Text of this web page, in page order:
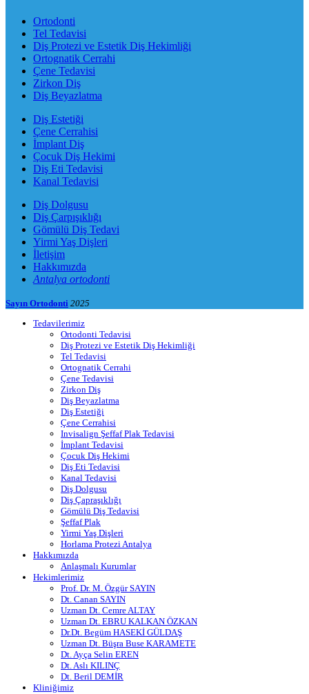
Ortodonti
Tel Tedavisi
Diş Protezi ve Estetik Diş Hekimliği
Ortognatik Cerrahi
Çene Tedavisi
Zirkon Diş
Diş Beyazlatma
Diş Estetiği
Çene Cerrahisi
İmplant Diş
Çocuk Diş Hekimi
Diş Eti Tedavisi
Kanal Tedavisi
Diş Dolgusu
Diş Çarpışıklığı
Gömülü Diş Tedavi
Yirmi Yaş Dişleri
İletişim
Hakkımızda
Antalya ortodonti
Sayın Ortodonti 2025
Tedavilerimiz
Ortodonti Tedavisi
Diş Protezi ve Estetik Diş Hekimliği
Tel Tedavisi
Ortognatik Cerrahi
Çene Tedavisi
Zirkon Diş
Diş Beyazlatma
Diş Estetiği
Çene Cerrahisi
Invisalign Şeffaf Plak Tedavisi
İmplant Tedavisi
Çocuk Diş Hekimi
Diş Eti Tedavisi
Kanal Tedavisi
Diş Dolgusu
Diş Çapraşıklığı
Gömülü Diş Tedavisi
Şeffaf Plak
Yirmi Yaş Dişleri
Horlama Protezi Antalya
Hakkımızda
Anlaşmalı Kurumlar
Hekimlerimiz
Prof. Dr. M. Özgür SAYIN
Dt. Canan SAYIN
Uzman Dt. Cemre ALTAY
Uzman Dt. EBRU KALKAN ÖZKAN
Dr.Dt. Begüm HASEKİ GÜLDAŞ
Uzman Dt. Büşra Buse KARAMETE
Dt. Ayça Selin EREN
Dt. Aslı KILINÇ
Dt. Beril DEMİR
Kliniğimiz